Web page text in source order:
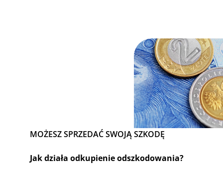
MOŻESZ SPRZEDAĆ SWOJĄ SZKODĘ
Jak działa odkupienie odszkodowania?